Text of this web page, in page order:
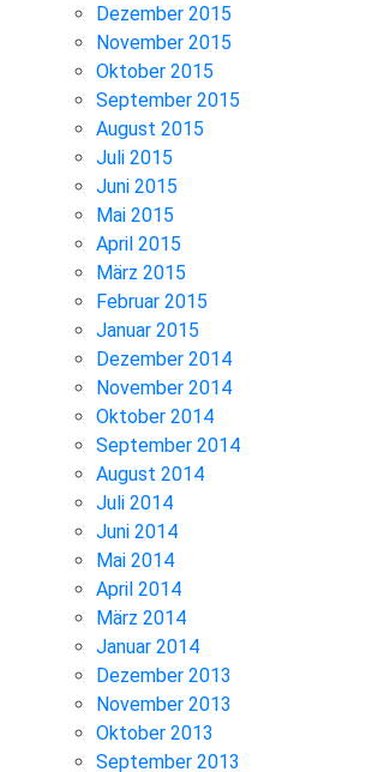
Dezember 2015
November 2015
Oktober 2015
September 2015
August 2015
Juli 2015
Juni 2015
Mai 2015
April 2015
März 2015
Februar 2015
Januar 2015
Dezember 2014
November 2014
Oktober 2014
September 2014
August 2014
Juli 2014
Juni 2014
Mai 2014
April 2014
März 2014
Januar 2014
Dezember 2013
November 2013
Oktober 2013
September 2013